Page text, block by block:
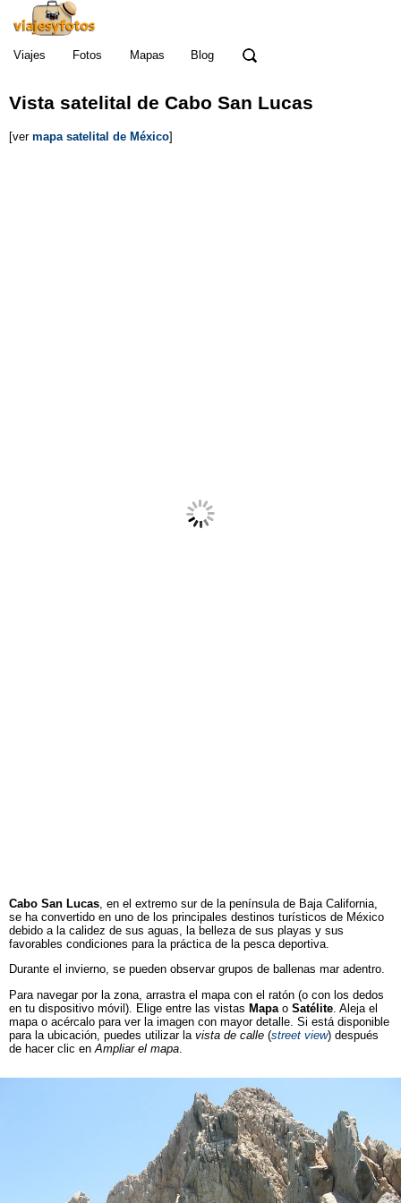
Viajes Fotos Mapas Blog
Vista satelital de Cabo San Lucas
[ver mapa satelital de México]
Cabo San Lucas, en el extremo sur de la península de Baja California,
se ha convertido en uno de los principales destinos turísticos de México
debido a la calidez de sus aguas, la belleza de sus playas y sus
favorables condiciones para la práctica de la pesca deportiva.
Durante el invierno, se pueden observar grupos de ballenas mar adentro.
Para navegar por la zona, arrastra el mapa con el ratón (o con los dedos
en tu dispositivo móvil). Elige entre las vistas Mapa o Satélite . Aleja el
mapa o acércalo para ver la imagen con mayor detalle. Si está disponible
para la ubicación, puedes utilizar la vista de calle (street view) después
de hacer clic en Ampliar el mapa